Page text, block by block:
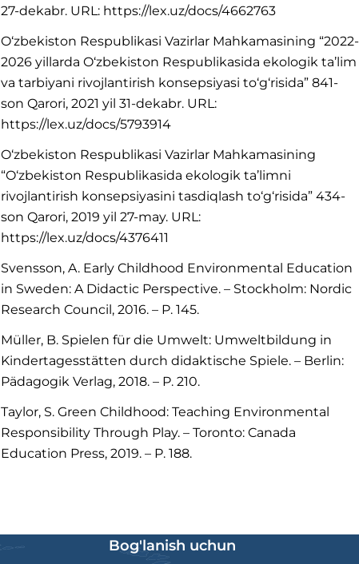
27-dekabr. URL: https://lex.uz/docs/4662763
O‘zbekiston Respublikasi Vazirlar Mahkamasining “2022-
2026 yillarda O‘zbekiston Respublikasida ekologik ta’lim
va tarbiyani rivojlantirish konsepsiyasi to‘g‘risida” 841-
son Qarori, 2021 yil 31-dekabr. URL:
https://lex.uz/docs/5793914
O‘zbekiston Respublikasi Vazirlar Mahkamasining
“O‘zbekiston Respublikasida ekologik ta’limni
rivojlantirish konsepsiyasini tasdiqlash to‘g‘risida” 434-
son Qarori, 2019 yil 27-may. URL:
https://lex.uz/docs/4376411
Svensson, A. Early Childhood Environmental Education
in Sweden: A Didactic Perspective. – Stockholm: Nordic
Research Council, 2016. – P. 145.
Müller, B. Spielen für die Umwelt: Umweltbildung in
Kindertagesstätten durch didaktische Spiele. – Berlin:
Pädagogik Verlag, 2018. – P. 210.
Taylor, S. Green Childhood: Teaching Environmental
Responsibility Through Play. – Toronto: Canada
Education Press, 2019. – P. 188.
Bog'lanish uchun